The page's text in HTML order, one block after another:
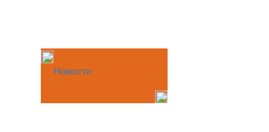
Новости